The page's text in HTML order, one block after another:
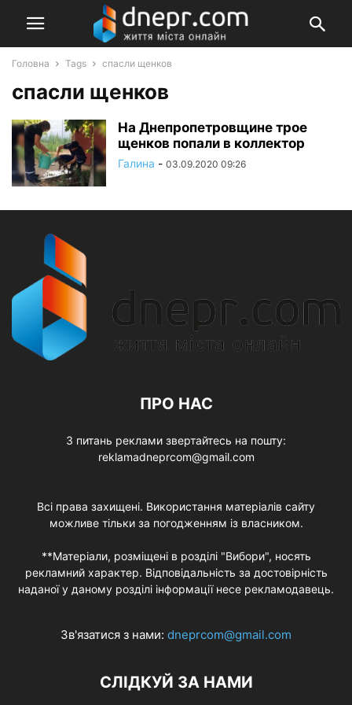
Головна Tags спасли щенков
спасли щенков
На Днепропетровщине трое
щенков попали в коллектор
Галина - 03.09.2020 09:26
ПРО НАС
З питань реклами звертайтесь на пошту:
reklamadneprcom@gmail.com
Всі права захищені. Використання матеріалів сайту
можливе тільки за погодженням із власником.
**Матеріали, розміщені в розділі "Вибори", носять
рекламний характер. Відповідальність за достовірність
наданої у даному розділі інформації несе рекламодавець.
Зв'язатися з нами: dneprcom@gmail.com
СЛІДКУЙ ЗА НАМИ